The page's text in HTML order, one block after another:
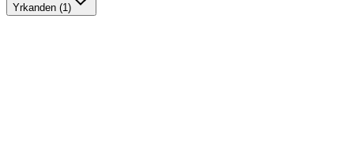
Yrkanden (1)